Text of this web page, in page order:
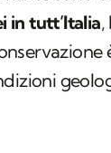
in tutt’Italia,